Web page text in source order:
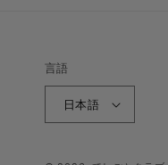
言語
日本語